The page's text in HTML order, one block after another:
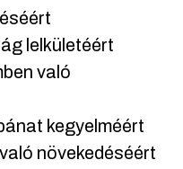
lelkületéért
való
kegyelméért
növekedéséért